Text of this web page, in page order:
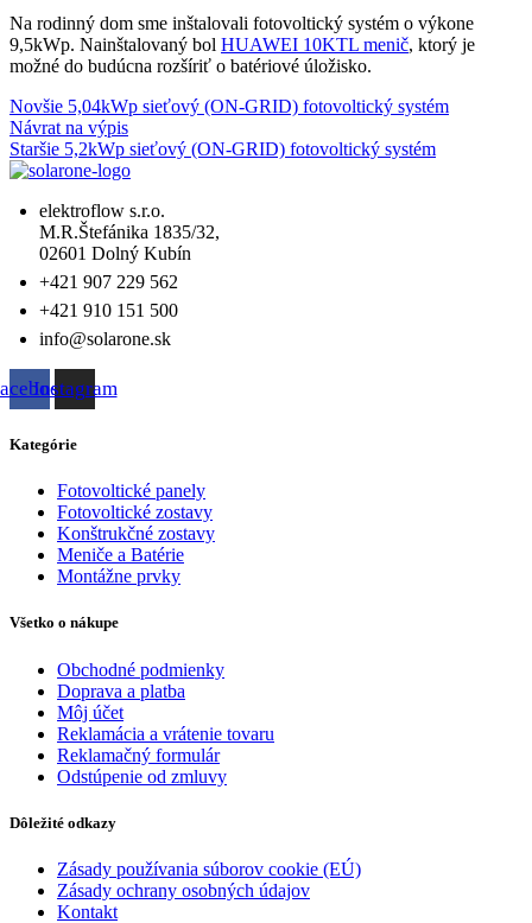
Na rodinný dom sme inštalovali fotovoltický systém o výkone
9,5kWp. Nainštalovaný bol HUAWEI 10KTL menič, ktorý je
možné do budúcna rozšíriť o batériové úložisko.
Novšie 5,04kWp sieťový (ON-GRID) fotovoltický systém
Návrat na výpis
Staršie 5,2kWp sieťový (ON-GRID) fotovoltický systém
elektroflow s.r.o.
M.R.Štefánika 1835/32,
02601 Dolný Kubín
+421 907 229 562
+421 910 151 500
info@solarone.sk
Instagram
Kategórie
Fotovoltické panely
Fotovoltické zostavy
Konštrukčné zostavy
Meniče a Batérie
Montážne prvky
Všetko o nákupe
Obchodné podmienky
Doprava a platba
Môj účet
Reklamácia a vrátenie tovaru
Reklamačný formulár
Odstúpenie od zmluvy
Dôležité odkazy
Zásady používania súborov cookie (EÚ)
Zásady ochrany osobných údajov
Kontakt